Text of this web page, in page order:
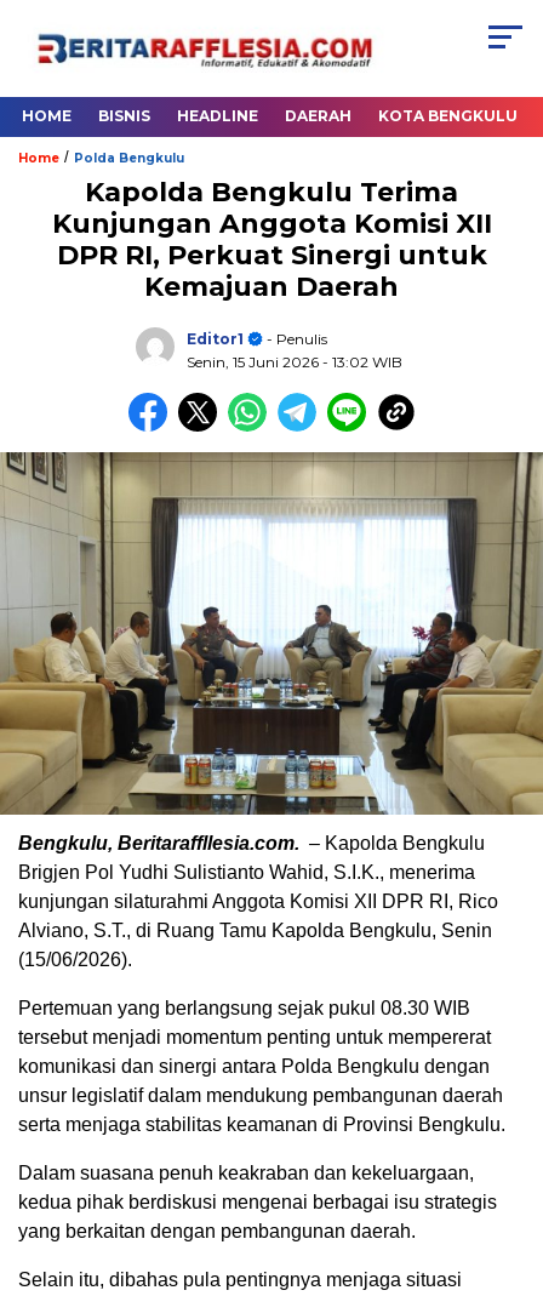
HOME BISNIS HEADLINE DAERAH KOTA BENGKULU
Home / Polda Bengkulu
Kapolda Bengkulu Terima
Kunjungan Anggota Komisi XII
DPR RI, Perkuat Sinergi untuk
Kemajuan Daerah
Editor1
- Penulis
Senin, 15 Juni 2026 - 13:02 WIB
Bengkulu, Beritaraffllesia.com. – Kapolda Bengkulu
Brigjen Pol Yudhi Sulistianto Wahid, S.I.K., menerima
kunjungan silaturahmi Anggota Komisi XII DPR RI, Rico
Alviano, S.T., di Ruang Tamu Kapolda Bengkulu, Senin
(15/06/2026).
Pertemuan yang berlangsung sejak pukul 08.30 WIB
tersebut menjadi momentum penting untuk mempererat
komunikasi dan sinergi antara Polda Bengkulu dengan
unsur legislatif dalam mendukung pembangunan daerah
serta menjaga stabilitas keamanan di Provinsi Bengkulu.
Dalam suasana penuh keakraban dan kekeluargaan,
kedua pihak berdiskusi mengenai berbagai isu strategis
yang berkaitan dengan pembangunan daerah.
Selain itu, dibahas pula pentingnya menjaga situasi